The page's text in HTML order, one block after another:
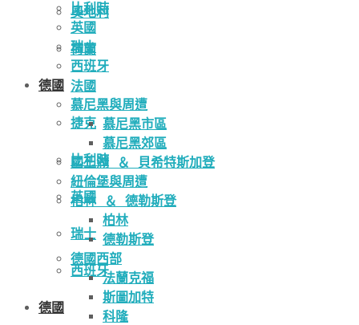
奧地利
荷蘭
法國
捷克
比利時
英國
瑞士
西班牙
德國
比利時
英國
瑞士
西班牙
德國
慕尼黑與周遭
慕尼黑市區
慕尼黑郊區
國王湖 ＆ 貝希特斯加登
紐倫堡與周遭
柏林 ＆ 德勒斯登
柏林
德勒斯登
德國西部
法蘭克福
斯圖加特
科隆